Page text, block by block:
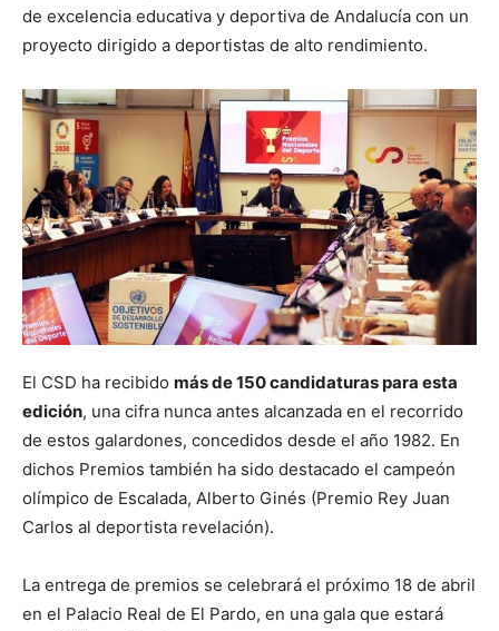
de excelencia educativa y deportiva de Andalucía con un
proyecto dirigido a deportistas de alto rendimiento.
El CSD ha recibido más de 150 candidaturas para esta
edición, una cifra nunca antes alcanzada en el recorrido
de estos galardones, concedidos desde el año 1982. En
dichos Premios también ha sido destacado el campeón
olímpico de Escalada, Alberto Ginés (Premio Rey Juan
Carlos al deportista revelación).
La entrega de premios se celebrará el próximo 18 de abril
en el Palacio Real de El Pardo, en una gala que estará